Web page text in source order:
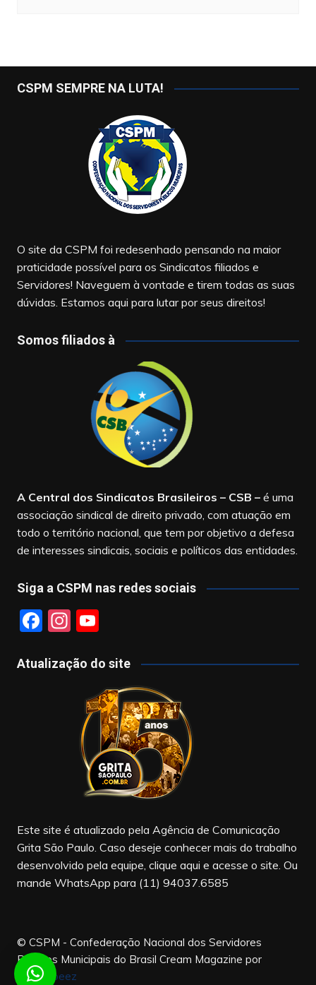
CSPM SEMPRE NA LUTA!
O site da CSPM foi redesenhado pensando na maior
praticidade possível para os Sindicatos filiados e
Servidores! Naveguem à vontade e tirem todas as suas
dúvidas. Estamos aqui para lutar por seus direitos!
Somos filiados à
A Central dos Sindicatos Brasileiros – CSB –é uma
associação sindical de direito privado, com atuação em
todo o território nacional, que tem por objetivo a defesa
de interesses sindicais, sociais e políticos das entidades.
Siga a CSPM nas redes sociais
F
c
In
a
m
Y
u
T
u
b
e
Atualização do site
Este site é atualizado pela Agência de Comunicação
Grita São Paulo. Caso deseje conhecer mais do trabalho
desenvolvido pela equipe, clique aqui e acesse o site. Ou
mande WhatsApp para (11) 94037.6585
© CSPM - Confederação Nacional dos Servidores
Públicos Municipais do Brasil Cream Magazine por
Themebeez